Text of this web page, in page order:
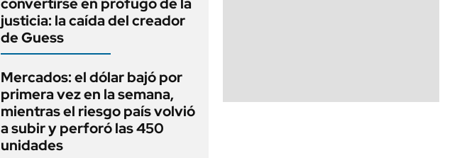
justicia: la caída del creador
de Guess
Mercados: el dólar bajó por
primera vez en la semana,
mientras el riesgo país volvió
a subir y perforó las 450
unidades